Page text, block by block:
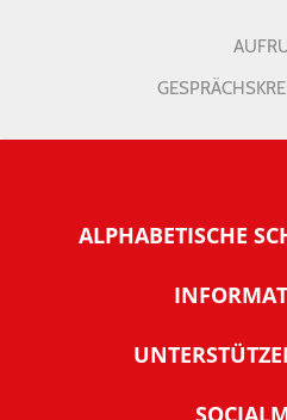
ALPHABETISCHE
Warum